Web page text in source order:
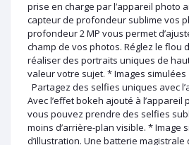
prise en charge par l’appareil photo
capteur de profondeur sublime vos
profondeur 2 MP vous permet
champ de vos photos. Réglez le flou
réaliser des portraits uniques de
valeur votre sujet. * Images simulées
Partagez des selfies uniques avec
Avec l’effet bokeh ajouté à l’appareil
vous pouvez prendre des selfies
moins d’arrière-plan visible. * Image
d’illustration. Une batterie